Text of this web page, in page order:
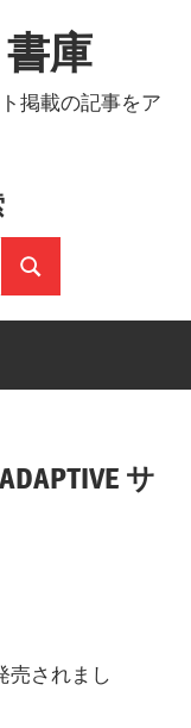
庫
掲載の記事をア
検
索
サ
売されまし